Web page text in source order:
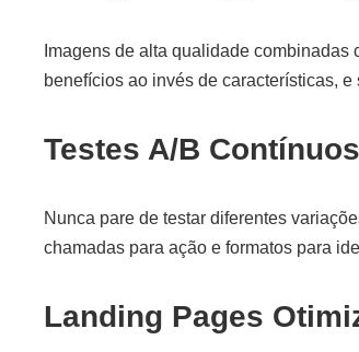
Imagens de alta qualidade
benefícios ao invés de características,
Testes A/B Contínuos
Nunca pare de testar diferentes
chamadas para ação e formatos para
Landing Pages